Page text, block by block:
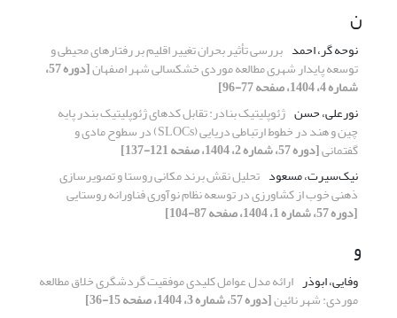
ن
نوحه گر، احمد بررسی تأثیر بحران تغییر اقلیم بر رفتارهای محیطی و
توسعه پایدار شهری مطالعه موردی خشکسالی شهر اصفهان [دوره 57،
شماره 4، 1404، صفحه 77-96]
نورعلی، حسن ژئوپلیتیک بنادر: تقابل کدهای ژئوپلیتیک بندر پایه
چین و هند در خطوط ارتباطی دریایی (SLOCs) در سطوح مادی و
گفتمانی[دوره 57، شماره 2، 1404، صفحه 121-137]
نیک‌سیرت، مسعود تحلیل نقش برند مکانی روستا و تصویرسازی
ذهنی خوب از کشاورزی در توسعه نظام نوآوری فناورانه روستایی
[دوره 57، شماره 1، 1404، صفحه 87-104]
و
وفایی، ابوذر ارائه مدل عوامل کلیدی موفقیت گردشگری خلاق مطالعه
موردی: شهر نائین[دوره 57، شماره 3، 1404، صفحه 15-36]